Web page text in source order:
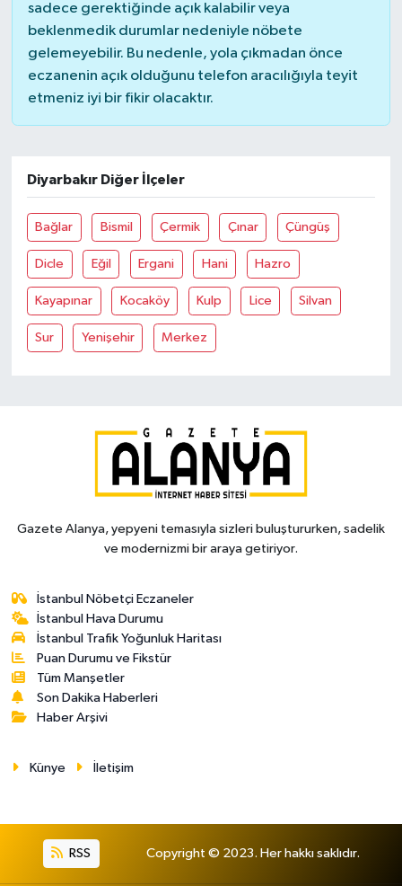
sadece gerektiğinde açık kalabilir veya
beklenmedik durumlar nedeniyle nöbete
gelemeyebilir. Bu nedenle, yola çıkmadan önce
eczanenin açık olduğunu telefon aracılığıyla teyit
etmeniz iyi bir fikir olacaktır.
Diyarbakır Diğer İlçeler
Bağlar Bismil Çermik Çınar Çüngüş
Dicle Eğil Ergani Hani Hazro
Kayapınar Kocaköy Kulp Lice Silvan
Sur Yenişehir Merkez
Gazete Alanya, yepyeni temasıyla sizleri buluştururken, sadelik
ve modernizmi bir araya getiriyor.
İstanbul Nöbetçi Eczaneler
İstanbul Hava Durumu
İstanbul Trafik Yoğunluk Haritası
Puan Durumu ve Fikstür
Tüm Manşetler
Son Dakika Haberleri
Haber Arşivi
Künye İletişim
RSS Copyright © 2023. Her hakkı saklıdır.